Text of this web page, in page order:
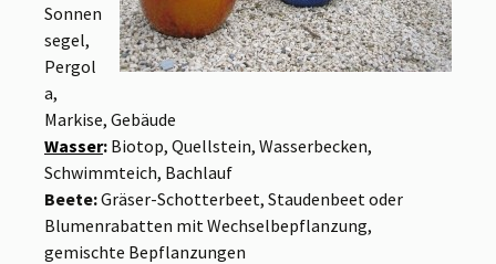
Sonnen
segel,
Pergol
a,
Markise, Gebäude
Wasser: Biotop, Quellstein, Wasserbecken,
Schwimmteich, Bachlauf
Beete:Gräser-Schotterbeet, Staudenbeet oder
Blumenrabatten mit Wechselbepflanzung,
gemischte Bepflanzungen